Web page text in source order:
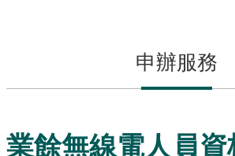
資
申辦服務
業餘無線電人員資